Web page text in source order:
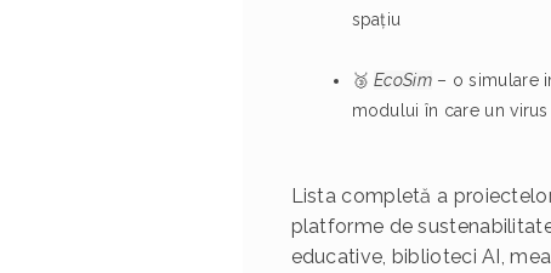
spațiu
🥉EcoSim– o simulare
modului în care un
Lista completă a
platforme de
educative, biblioteci AI,